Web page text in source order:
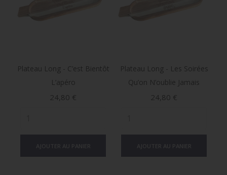
Plateau Long - C’est Bientôt
L’apéro
Prix
24,80 €
Plateau Long - Les Soirées
Qu’on N’oublie Jamais
Prix
24,80 €